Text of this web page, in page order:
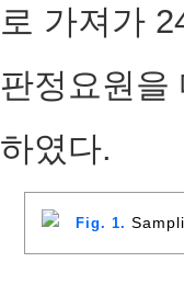
로 가져가
판정요원을
하였다.
Fig. 1.